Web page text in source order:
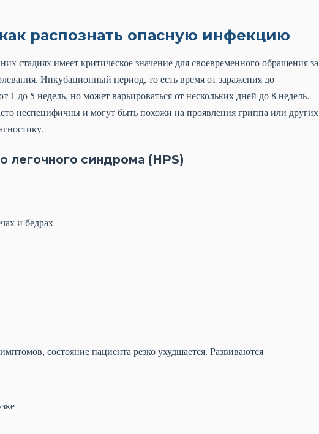
распознать опасную инфекцию
стадиях имеет критическое значение для своевременного обращения за
Инкубационный период, то есть время от заражения до
до 5 недель, но может варьироваться от нескольких дней до 8 недель.
неспецифичны и могут быть похожи на проявления гриппа или других
легочного синдрома (HPS)
и бедрах
состояние пациента резко ухудшается. Развиваются